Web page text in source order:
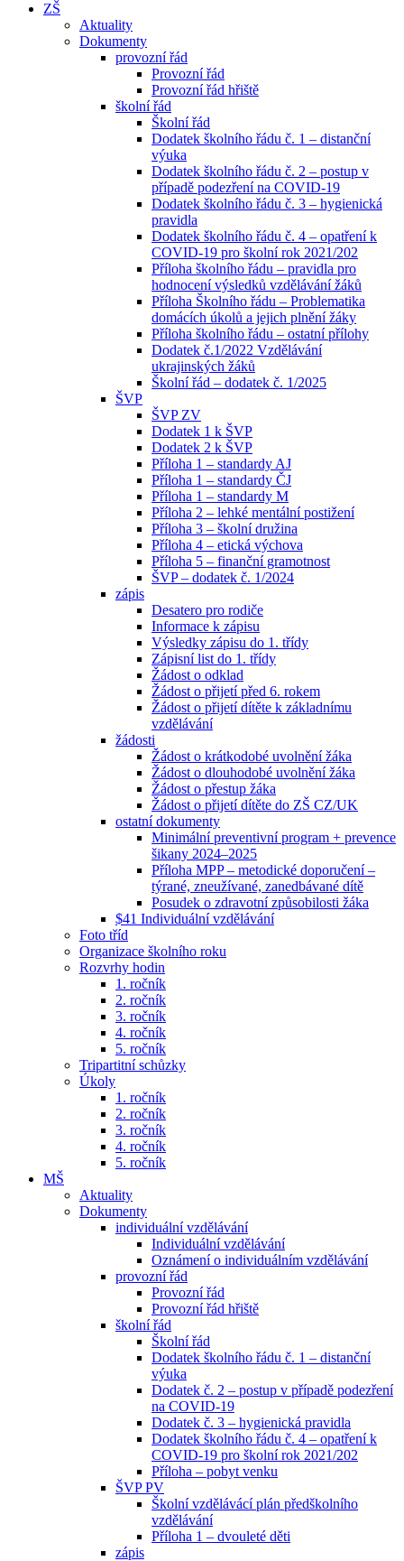
ZŠ
Aktuality
Dokumenty
provozní řád
Provozní řád
Provozní řád hřiště
školní řád
Školní řád
Dodatek školního řádu č. 1 – distanční
výuka
Dodatek školního řádu č. 2 – postup v
případě podezření na COVID-19
Dodatek školního řádu č. 3 – hygienická
pravidla
Dodatek školního řádu č. 4 – opatření k
COVID-19 pro školní rok 2021/202
Příloha školního řádu – pravidla pro
hodnocení výsledků vzdělávání žáků
Příloha Školního řádu – Problematika
domácích úkolů a jejich plnění žáky
Příloha školního řádu – ostatní přílohy
Dodatek č.1/2022 Vzdělávání
ukrajinských žáků
Školní řád – dodatek č. 1/2025
ŠVP
ŠVP ZV
Dodatek 1 k ŠVP
Dodatek 2 k ŠVP
Příloha 1 – standardy AJ
Příloha 1 – standardy ČJ
Příloha 1 – standardy M
Příloha 2 – lehké mentální postižení
Příloha 3 – školní družina
Příloha 4 – etická výchova
Příloha 5 – finanční gramotnost
ŠVP – dodatek č. 1/2024
zápis
Desatero pro rodiče
Informace k zápisu
Výsledky zápisu do 1. třídy
Zápisní list do 1. třídy
Žádost o odklad
Žádost o přijetí před 6. rokem
Žádost o přijetí dítěte k základnímu
vzdělávání
žádosti
Žádost o krátkodobé uvolnění žáka
Žádost o dlouhodobé uvolnění žáka
Žádost o přestup žáka
Žádost o přijetí dítěte do ZŠ CZ/UK
ostatní dokumenty
Minimální preventivní program + prevence
šikany 2024–2025
Příloha MPP – metodické doporučení –
týrané, zneužívané, zanedbávané dítě
Posudek o zdravotní způsobilosti žáka
$41 Individuální vzdělávání
Foto tříd
Organizace školního roku
Rozvrhy hodin
1. ročník
2. ročník
3. ročník
4. ročník
5. ročník
Tripartitní schůzky
Úkoly
1. ročník
2. ročník
3. ročník
4. ročník
5. ročník
MŠ
Aktuality
Dokumenty
individuální vzdělávání
Individuální vzdělávání
Oznámení o individuálním vzdělávání
provozní řád
Provozní řád
Provozní řád hřiště
školní řád
Školní řád
Dodatek školního řádu č. 1 – distanční
výuka
Dodatek č. 2 – postup v případě podezření
na COVID-19
Dodatek č. 3 – hygienická pravidla
Dodatek školního řádu č. 4 – opatření k
COVID-19 pro školní rok 2021/202
Příloha – pobyt venku
ŠVP PV
Školní vzdělávácí plán předškolního
vzdělávání
Příloha 1 – dvouleté děti
zápis